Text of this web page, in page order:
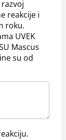
reakcije i
roku.
UVEK
Mascus
su od